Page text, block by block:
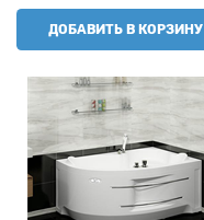
ДОБАВИТЬ В КОРЗИНУ